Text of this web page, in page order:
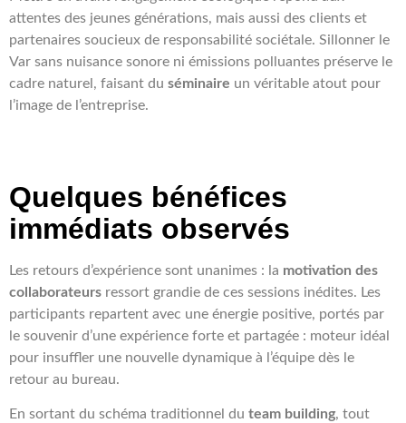
attentes des jeunes générations, mais aussi des clients et
partenaires soucieux de responsabilité sociétale. Sillonner le
Var sans nuisance sonore ni émissions polluantes préserve le
cadre naturel, faisant du séminaire un véritable atout pour
l’image de l’entreprise.
Quelques bénéfices
immédiats observés
Les retours d’expérience sont unanimes : la motivation des
collaborateurs ressort grandie de ces sessions inédites. Les
participants repartent avec une énergie positive, portés par
le souvenir d’une expérience forte et partagée : moteur idéal
pour insuffler une nouvelle dynamique à l’équipe dès le
retour au bureau.
En sortant du schéma traditionnel du team building, tout